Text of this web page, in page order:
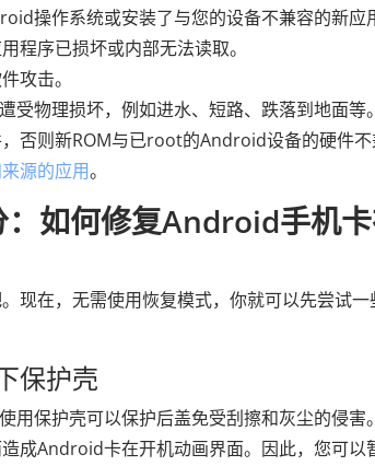
操作系统或安装了与您的设备不兼容的新应
程序已损坏或内部无法读取。
攻击。
受物理损坏，例如进水、短路、跌落到地面等。
否则新ROM与已root的Android设备的硬件不
源的应用。
：如何修复Android手机
现在，无需使用恢复模式，你就可以先尝试
保护壳
用保护壳可以保护后盖免受刮擦和灰尘的侵
成Android卡在开机动画界面。因此，您可以